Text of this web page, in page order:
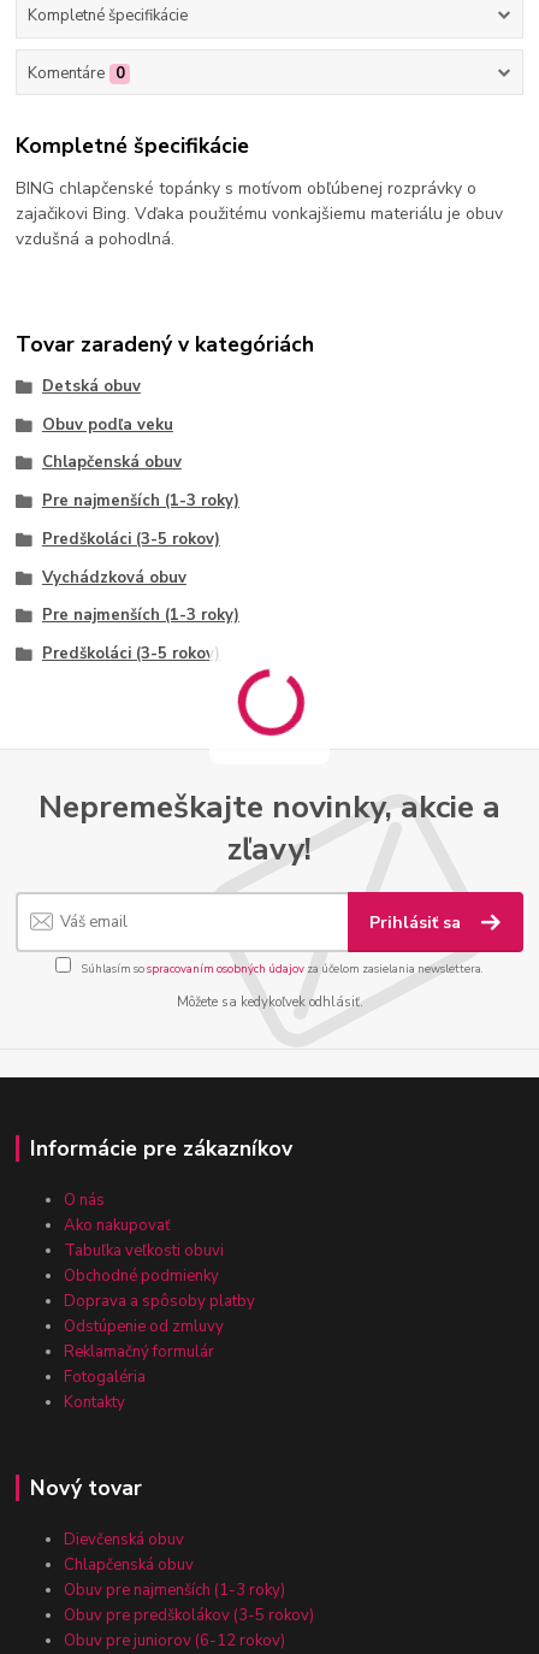
Kompletné špecifikácie
Komentáre 0
Kompletné špecifikácie
BING chlapčenské topánky s motívom obľúbenej rozprávky o
zajačikovi Bing. Vďaka použitému vonkajšiemu materiálu je obuv
vzdušná a pohodlná.
Tovar zaradený v kategóriách
Detská obuv
Obuv podľa veku
Chlapčenská obuv
Pre najmenších (1-3 roky)
Predškoláci (3-5 rokov)
Vychádzková obuv
Pre najmenších (1-3 roky)
Predškoláci (3-5 rokov)
Nepremeškajte novinky, akcie a
zľavy!
Prihlásiť sa
Súhlasím sospracovaním osobných údajov za účelom zasielania newslettera.
Môžete sa kedykoľvek odhlásiť.
Informácie pre zákazníkov
O nás
Ako nakupovať
Tabuľka veľkosti obuvi
Obchodné podmienky
Doprava a spôsoby platby
Odstúpenie od zmluvy
Reklamačný formulár
Fotogaléria
Kontakty
Nový tovar
Dievčenská obuv
Chlapčenská obuv
Obuv pre najmenších (1-3 roky)
Obuv pre predškolákov (3-5 rokov)
Obuv pre juniorov (6-12 rokov)